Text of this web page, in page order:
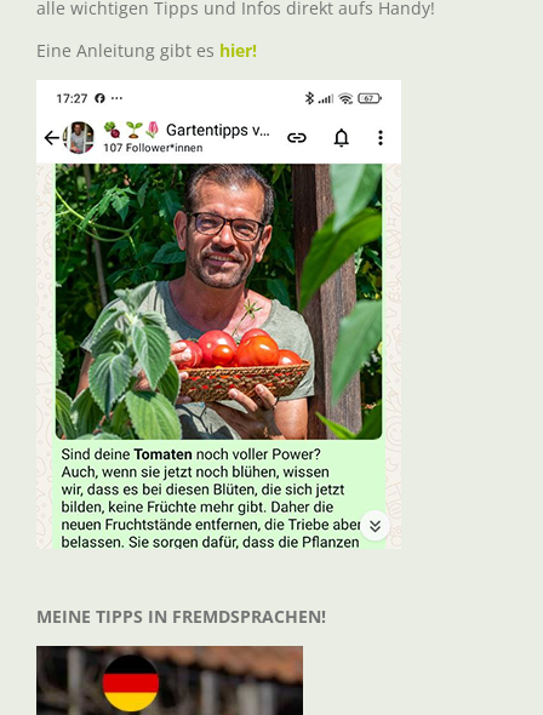
alle wichtigen Tipps und Infos direkt aufs Handy!
Eine Anleitung gibt es hier!
MEINE TIPPS IN FREMDSPRACHEN!